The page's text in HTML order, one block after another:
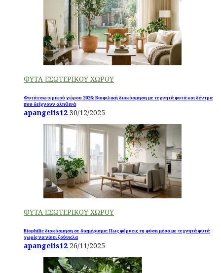
ΦΥΤΑ ΕΣΩΤΕΡΙΚΟΥ ΧΩΡΟΥ
Φυτά εσωτερικού χώρου 2026: Βιοφιλική διακόσμηση με τεχνητά φυτά και δέντρα
που δείχνουν αληθινά
apangelis12 30/12/2025
ΦΥΤΑ ΕΣΩΤΕΡΙΚΟΥ ΧΩΡΟΥ
Biophilic διακόσμηση σε διαμέρισμα: Πως φέρνεις τη φύση μέσα με τεχνητά φυτά
χωρίς να γίνει ζούγκλα
apangelis12 26/11/2025